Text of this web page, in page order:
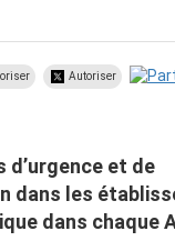
Autoriser
et de
dans les
dans chaque